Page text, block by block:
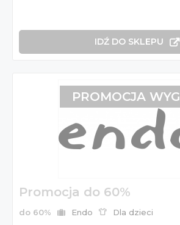
IDŹ DO SKLEPU
Promocja do 60%
do 60% Endo Dla dzieci
PROMOCJA